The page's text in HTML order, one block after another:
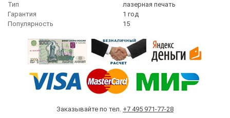
Тип
лазерная печать
Гарантия
1 год
Популярность
15
Заказывайте по тел. +7 495 971-77-28